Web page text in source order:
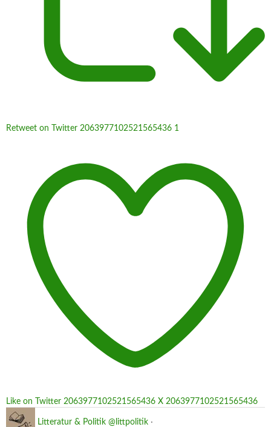
Retweet on Twitter 2063977102521565436 1
Like on Twitter 2063977102521565436 X 2063977102521565436
Litteratur & Politik @littpolitik ·